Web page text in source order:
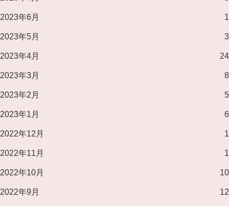
2023年6月 1
2023年5月 3
2023年4月 24
2023年3月 8
2023年2月 5
2023年1月 6
2022年12月 1
2022年11月 1
2022年10月 10
2022年9月 12